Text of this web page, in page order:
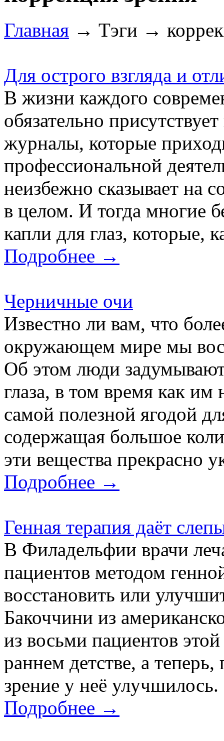
Главная → Тэги →
Для острого взгляда и
В жизни каждого
обязательно
журналы, которые
профессиональной
неизбежно сказывает на
в целом. И тогда многие
капли для глаз, которые,
Подробнее →
Черничные очи
Известно ли вам, что
окружающем мире мы
Об этом люди
глаза, в том время как
самой полезной ягодой
содержащая большое
эти вещества прекрасно
Подробнее →
Генная терапия даёт
В Филадельфии врачи
пациентов методом
восстановить или
Бакоччини из
из восьми пациентов
раннем детстве, а
зрение у неё
Подробнее →